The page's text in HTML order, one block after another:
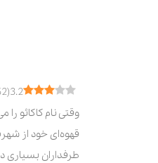
کاهش
3.2
(
وقتی نام کاکائو
قهوه‌ای خود از
طرفداران بسیاری